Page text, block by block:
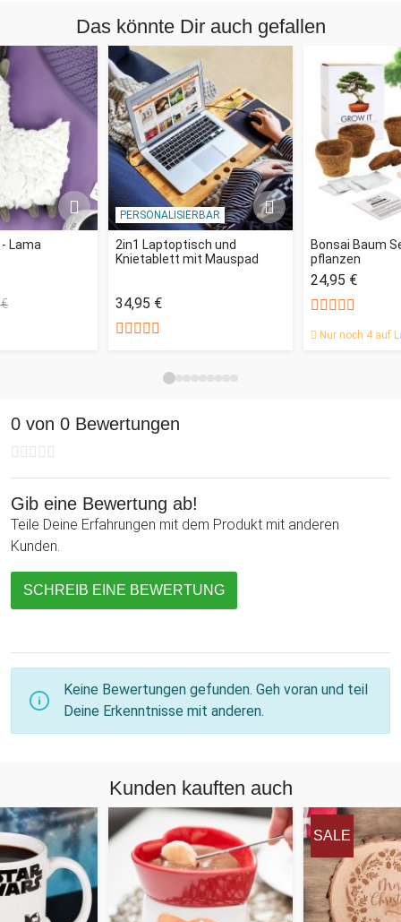
Das könnte Dir auch gefallen
Lama
PERSONALISIERBAR
2in1 Laptoptisch und
Knietablett mit Mauspad
34,95 €
Bonsai Baum
pflanzen
24,95 €
Nur noch 4 auf
0 von 0 Bewertungen
Gib eine Bewertung ab!
Teile Deine Erfahrungen mit dem Produkt mit anderen
Kunden.
SCHREIB EINE BEWERTUNG
Keine Bewertungen gefunden. Geh voran und teil
Deine Erkenntnisse mit anderen.
Kunden kauften auch
SALE